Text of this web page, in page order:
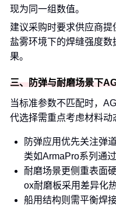
现为同一组数值。
建议采购时要求供应商
盐雾环境下的焊缝强度
果。
三、防弹与耐磨场景下
当标准参数不匹配时，
代选择需重点考虑材料动
防弹应用优先关注弹
类如ArmaPro系列通
耐磨场景更侧重表面
ox耐磨板采用差异化
船用结构则需平衡焊